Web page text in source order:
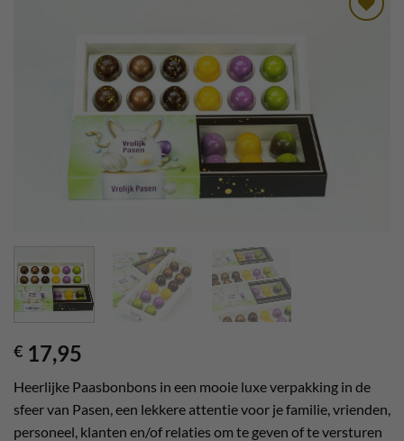
€ 17,95
Heerlijke Paasbonbons in een mooie luxe verpakking in de
sfeer van Pasen, een lekkere attentie voor je familie, vrienden,
personeel, klanten en/of relaties om te geven of te versturen